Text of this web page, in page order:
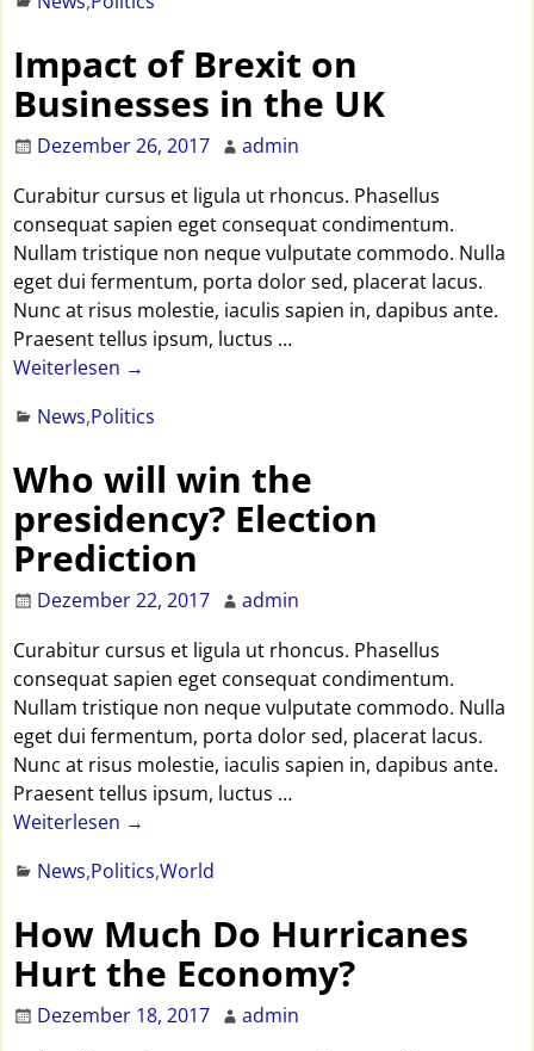
Impact of Brexit on
Businesses in the UK
Dezember 26, 2017
admin
Curabitur cursus et ligula ut rhoncus. Phasellus
consequat sapien eget consequat condimentum.
Nullam tristique non neque vulputate commodo. Nulla
eget dui fermentum, porta dolor sed, placerat lacus.
Nunc at risus molestie, iaculis sapien in, dapibus ante.
Praesent tellus ipsum, luctus …
Weiterlesen →
News,Politics
Who will win the
presidency? Election
Prediction
Dezember 22, 2017
admin
Curabitur cursus et ligula ut rhoncus. Phasellus
consequat sapien eget consequat condimentum.
Nullam tristique non neque vulputate commodo. Nulla
eget dui fermentum, porta dolor sed, placerat lacus.
Nunc at risus molestie, iaculis sapien in, dapibus ante.
Praesent tellus ipsum, luctus …
Weiterlesen →
News,Politics,World
How Much Do Hurricanes
Hurt the Economy?
Dezember 18, 2017
admin